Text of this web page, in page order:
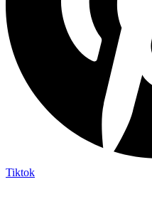
Tiktok